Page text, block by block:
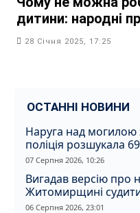
дитини: народні
28 Січня 2025, 17:25
ОСТАННІ НОВИНИ
Наруга над могилою
поліція розшукала
07 Серпня 2026, 10:26
Вигадав версію про
Житомирщині
вбивство
06 Серпня 2026, 23:01